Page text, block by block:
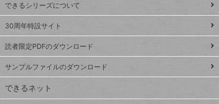
Google
スプレ
ッドシ
ート
iPhone
VLOOKUP
ト
ッ
プ
ペ
ジ
連載
できるシリーズについて
30周年特設サイト
読者限定PDFのダウンロード
サンプルファイルのダウンロード
できるネット